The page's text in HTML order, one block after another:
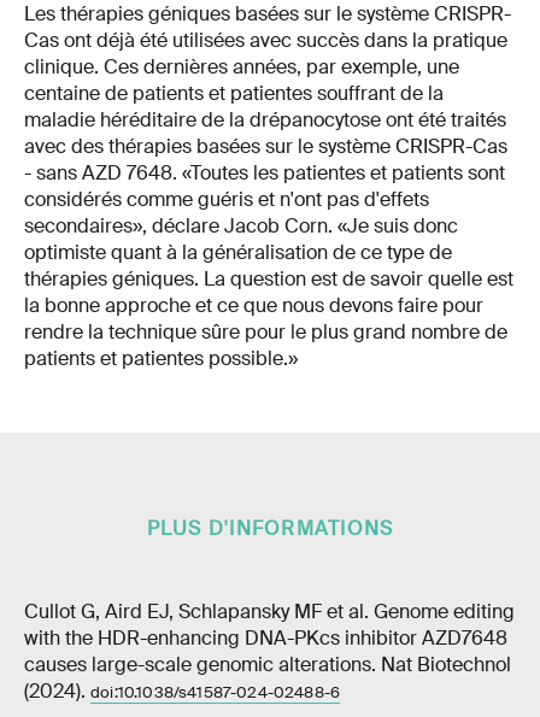
Les thérapies géniques basées sur le système CRISPR-
Cas ont déjà été utilisées avec succès dans la pratique
clinique. Ces dernières années, par exemple, une
centaine de patients et patientes souffrant de la
maladie héréditaire de la drépanocytose ont été traités
avec des thérapies basées sur le système CRISPR-Cas
- sans AZD 7648. «Toutes les patientes et patients sont
considérés comme guéris et n'ont pas d'effets
secondaires», déclare Jacob Corn. «Je suis donc
optimiste quant à la généralisation de ce type de
thérapies géniques. La question est de savoir quelle est
la bonne approche et ce que nous devons faire pour
rendre la technique sûre pour le plus grand nombre de
patients et patientes possible.»
PLUS D'INFORMATIONS
Cullot G, Aird EJ, Schlapansky MF et al. Genome editing
with the HDR-enhancing DNA-PKcs inhibitor AZD7648
causes large-scale genomic alterations. Nat Biotechnol
(2024). doi:10.1038/s41587-024-02488-6